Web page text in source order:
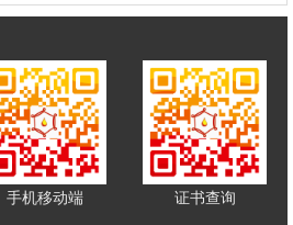
手机移动端 证书查询